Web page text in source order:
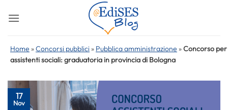
Home »Concorsi pubblici » Pubblica amministrazione »Concorso per
assistenti sociali: graduatoria in provincia di Bologna
17
Nov